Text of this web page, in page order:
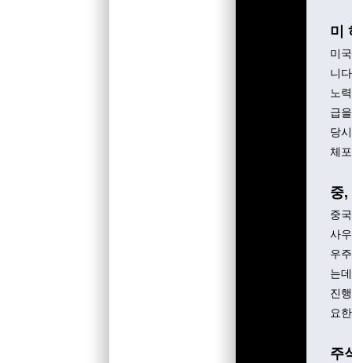
미
미
니
노
급
당
체
중,
중
사
우
는
진
요
주